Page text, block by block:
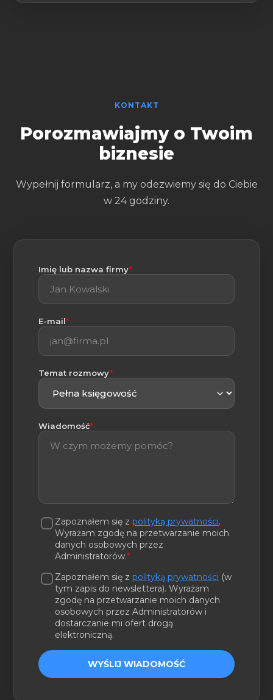
KONTAKT
Porozmawiajmy o Twoim
biznesie
Wypełnij formularz, a my odezwiemy się do Ciebie
w 24 godziny.
Imię lub nazwa firmy*(wymagane)
E-mail*(wymagane)
Temat rozmowy*(wymagane)
Wiadomość*(wymagane)
Zapoznałem się zpolityką prywatności.
Wyrażam zgodę na przetwarzanie moich
danych osobowych przez
Administratorów.*
Zapoznałem się zpolityką prywatności (w
tym zapis do newslettera). Wyrażam
zgodę na przetwarzanie moich danych
osobowych przez Administratorów i
dostarczanie mi ofert drogą
elektroniczną.
WYŚLIJ WIADOMOŚĆ